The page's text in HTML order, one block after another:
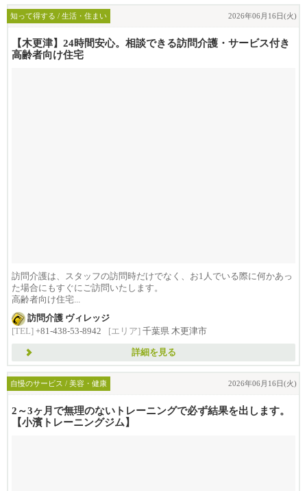
知って得する / 生活・住まい 2026年06月16日(火)
【木更津】24時間安心。相談できる訪問介護・サービス付き
高齢者向け住宅
訪問介護は、スタッフの訪問時だけでなく、お1人でいる際に何かあっ
た場合にもすぐにご訪問いたします。
高齢者向け住宅...
訪問介護 ヴィレッジ
[TEL] +81-438-53-8942 [エリア] 千葉県 木更津市
詳細を見る
自慢のサービス / 美容・健康 2026年06月16日(火)
2～3ヶ月で無理のないトレーニングで必ず結果を出します。
【小濱トレーニングジム】